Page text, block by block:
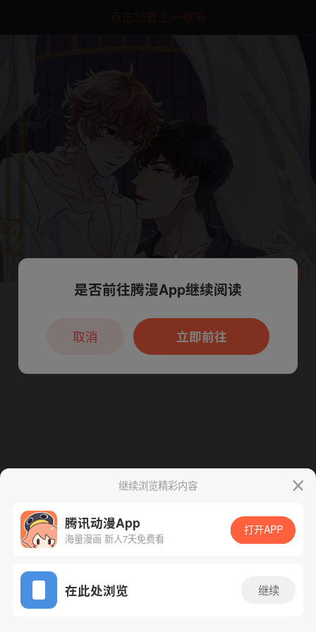
点击加载上一章节
App免费看
腾漫App免费看
继续浏览精彩内容
腾讯动漫App
海量漫画 新人7天免费看
打开APP
在此处浏览 继续
本章节仅支持App阅读，可打开App新用
户7天免费看
是否前往腾漫App继续阅读
立即前往
取消